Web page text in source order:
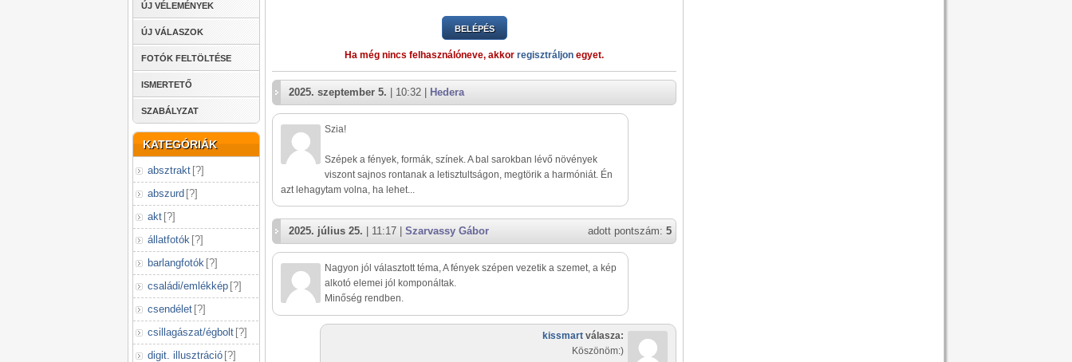
ÚJ VÉLEMÉNYEK
ÚJ VÁLASZOK
FOTÓK FELTÖLTÉSE
ISMERTETŐ
SZABÁLYZAT
KATEGÓRIÁK
absztrakt [?]
abszurd [?]
akt [?]
állatfotók [?]
barlangfotók [?]
családi/emlékkép [?]
csendélet [?]
csillagászat/égbolt [?]
digit. illusztráció [?]
BELÉPÉS
Ha még nincs felhasználóneve, akkor regisztráljon egyet.
2025. szeptember 5. | 10:32 | Hedera
Szia!
Szépek a fények, formák, színek. A bal sarokban lévő növények
viszont sajnos rontanak a letisztultságon, megtörik a harmóniát. Én
azt lehagytam volna, ha lehet...
adott pontszám: 5
2025. július 25. | 11:17 | Szarvassy Gábor
Nagyon jól választott téma, A fények szépen vezetik a szemet, a kép
alkotó elemei jól komponáltak.
Minőség rendben.
kissmart válasza:
Köszönöm:)